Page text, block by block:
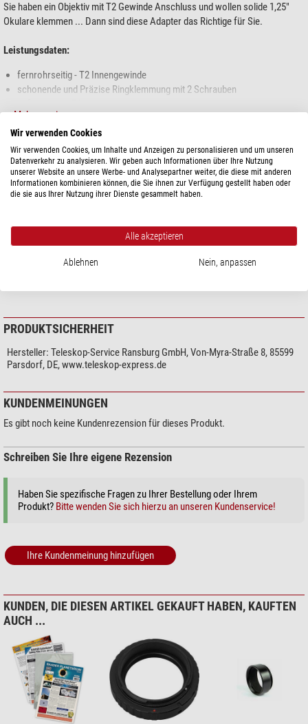
Sie haben ein Objektiv mit T2 Gewinde Anschluss und wollen solide 1,25"
Okulare klemmen ... Dann sind diese Adapter das Richtige für Sie.
Leistungsdaten:
fernrohrseitig - T2 Innengewinde
schonende und Präzise Ringklemmung mit 2 Schrauben
Das aufgesetzte T2 Gewinde bietet Ihnen einen großen Vorteil. Sie können
T2 Verlängerungsringe adaptieren und so Okularprojektion betreiben. Damit
wird aus dem T2 Adapter zugleich die Basis für Okularprojektion.
TS Optics ist eine Marke von Teleskop-Service.
Mehr anzeigen...
TECHNISCHE DATEN
Leistung
Allgemein
PRODUKTSICHERHEIT
Hersteller: Teleskop-Service Ransburg GmbH, Von-Myra-Straße 8, 85599
Parsdorf, DE, www.teleskop-express.de
KUNDENMEINUNGEN
Es gibt noch keine Kundenrezension für dieses Produkt.
Schreiben Sie Ihre eigene Rezension
Haben Sie spezifische Fragen zu Ihrer Bestellung oder Ihrem
Produkt? Bitte wenden Sie sich hierzu an unseren Kundenservice!
Ihre Kundenmeinung hinzufügen
KUNDEN, DIE DIESEN ARTIKEL GEKAUFT HABEN, KAUFTEN
AUCH ...
Wir verwenden Cookies
Wir verwenden Cookies, um Inhalte und Anzeigen zu personalisieren und um unseren
Datenverkehr zu analysieren. Wir geben auch Informationen über Ihre Nutzung
unserer Website an unsere Werbe- und Analysepartner weiter, die diese mit anderen
Informationen kombinieren können, die Sie ihnen zur Verfügung gestellt haben oder
die sie aus Ihrer Nutzung ihrer Dienste gesammelt haben.
Alle akzeptieren
Ablehnen Nein, anpassen